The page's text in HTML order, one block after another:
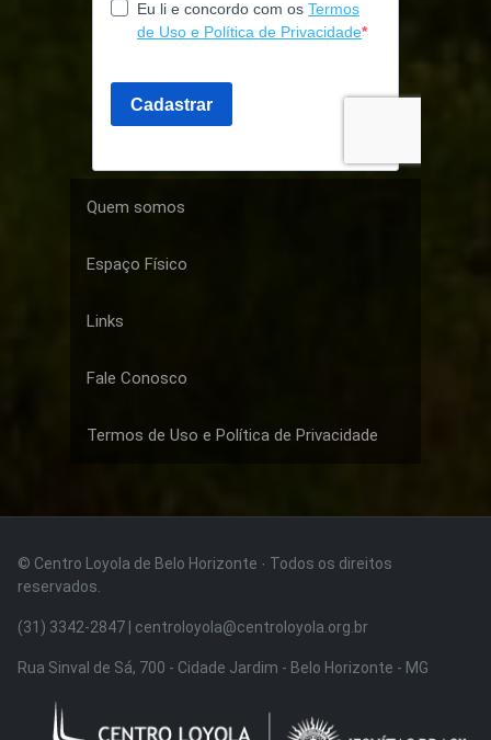
Quem somos
Espaço Físico
Links
Fale Conosco
Termos de Uso e Política de Privacidade
© Centro Loyola de Belo Horizonte · Todos os direitos
reservados.
(31) 3342-2847 | centroloyola@centroloyola.org.br
Rua Sinval de Sá, 700 - Cidade Jardim - Belo Horizonte - MG